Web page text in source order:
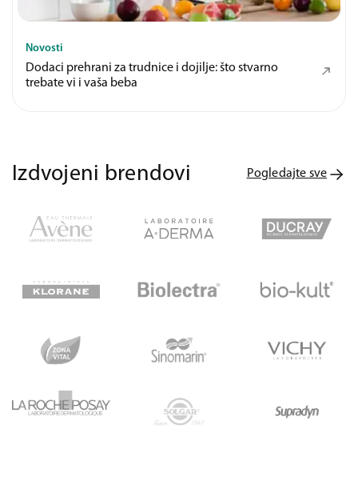
Novosti
Dodaci prehrani za trudnice i dojilje: što stvarno
trebate vi i vaša beba
Izdvojeni brendovi Pogledajte sve